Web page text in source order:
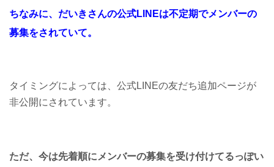
ちなみに、だいきさんの公式LINEは不定期でメンバーの
募集をされていて。
タイミングによっては、公式LINEの友だち追加ページが
非公開にされています。
ただ、今は先着順にメンバーの募集を受け付けてるっぽい